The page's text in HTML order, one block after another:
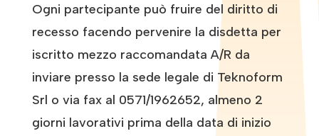
Ogni partecipante può fruire del diritto di
recesso facendo pervenire la disdetta per
iscritto mezzo raccomandata A/R da
inviare presso la sede legale di Teknoform
Srl o via fax al 0571/1962652, almeno 2
giorni lavorativi prima della data di inizio